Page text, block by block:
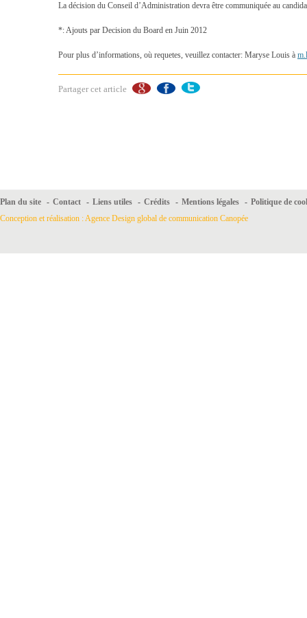
La décision du Conseil d’Administration devra être communiquée au
*: Ajouts par Decision du Board en Juin 2012
Pour plus d’informations, où requetes, veuillez contacter: Maryse Louis à
Partager cet article
Plan du site - Contact - Liens utiles - Crédits - Mentions légales - Politique de
Conception et réalisation : Agence Design global de communication Canopée